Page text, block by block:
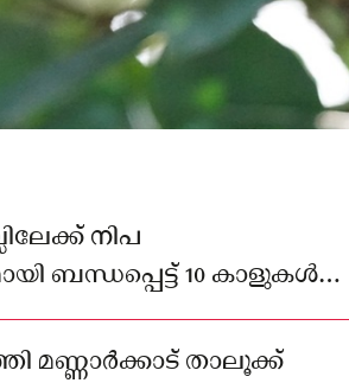
നിപ
ബന്ധപ്പെട്ട് 10 കാളുകൾ
മണ്ണാർക്കാട് താലൂക്ക്